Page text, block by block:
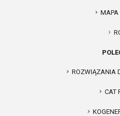
MAPA
ROZWIĄZANIA
CAT